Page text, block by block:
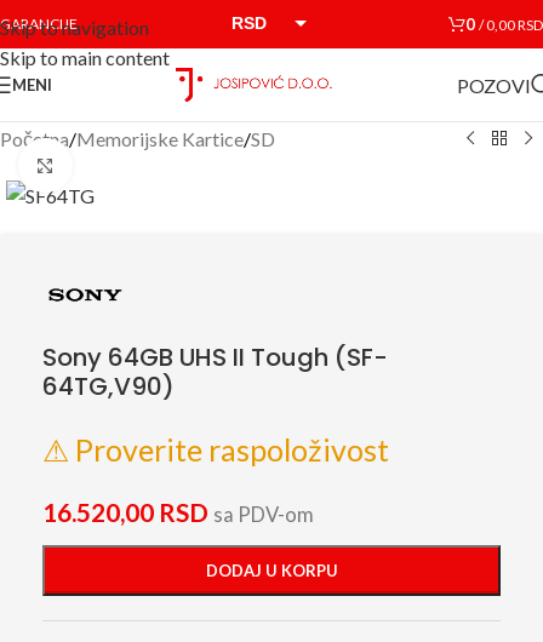
Skip to navigation
Skip to main content
GARANCIJE RSD 0 /0,00RSD
MENI POZOVI
Početna/Memorijske Kartice/SD
Sony 64GB UHS II Tough (SF-
64TG,V90)
⚠ Proverite raspoloživost
16.520,00 RSD sa PDV-om
DODAJ U KORPU